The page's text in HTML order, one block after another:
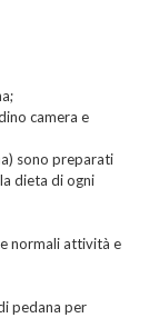
camera e
sono preparati
dieta di ogni
normali attività e
pedana per